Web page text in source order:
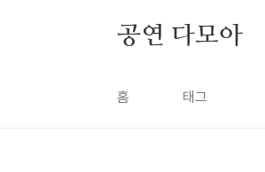
공연 다모아
홈 태그